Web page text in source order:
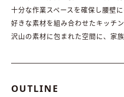
十分な作業スペースを確保し腰壁
好きな素材を組み合わせたキッチ
沢山の素材に包まれた空間に、家
OUTLINE